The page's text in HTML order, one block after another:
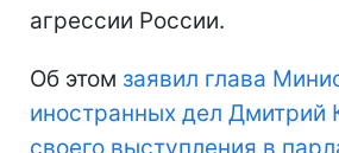
агрессии России.
Об этом заявил глава
иностранных дел Дмитрий
своего выступления в